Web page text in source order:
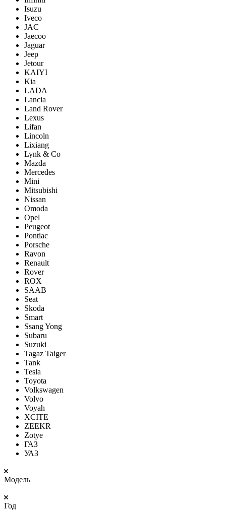
Isuzu
Iveco
JAC
Jaecoo
Jaguar
Jeep
Jetour
KAIYI
Kia
LADA
Lancia
Land Rover
Lexus
Lifan
Lincoln
Lixiang
Lynk & Co
Mazda
Mercedes
Mini
Mitsubishi
Nissan
Omoda
Opel
Peugeot
Pontiac
Porsсhe
Ravon
Renault
Rover
ROX
SAAB
Seat
Skoda
Smart
Ssang Yong
Subaru
Suzuki
Tagaz Taiger
Tank
Tesla
Toyota
Volkswagen
Volvo
Voyah
XCITE
ZEEKR
Zotye
ГАЗ
УАЗ
Модель
Год